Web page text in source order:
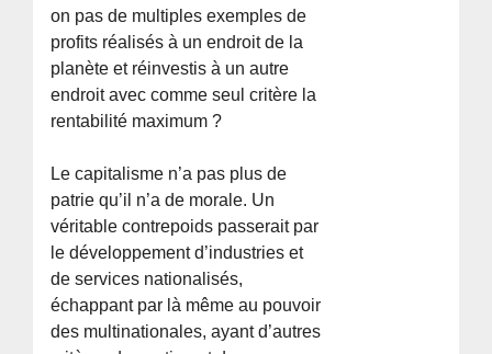
on pas de multiples exemples de
profits réalisés à un endroit de la
planète et réinvestis à un autre
endroit avec comme seul critère la
rentabilité maximum ?
Le capitalisme n’a pas plus de
patrie qu’il n’a de morale. Un
véritable contrepoids passerait par
le développement d’industries et
de services nationalisés,
échappant par là même au pouvoir
des multinationales, ayant d’autres